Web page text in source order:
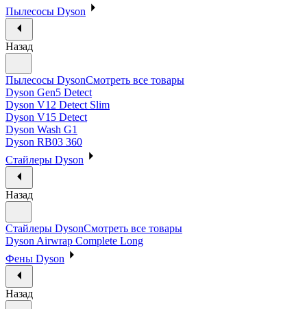
Пылесосы Dyson
Назад
Пылесосы DysonСмотреть все товары
Dyson Gen5 Detect
Dyson V12 Detect Slim
Dyson V15 Detect
Dyson Wash G1
Dyson RB03 360
Стайлеры Dyson
Назад
Стайлеры DysonСмотреть все товары
Dyson Airwrap Complete Long
Фены Dyson
Назад